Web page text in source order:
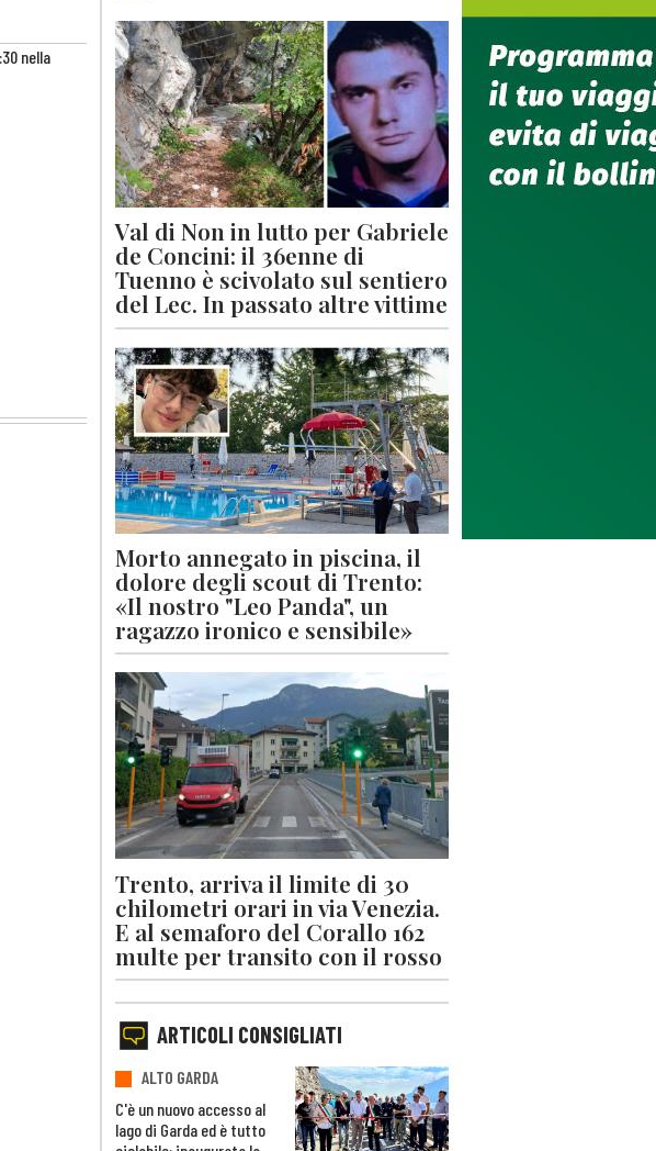
nella
Val di Non in lutto per Gabriele
de Concini: il 36enne di
Tuenno è scivolato sul sentiero
del Lec. In passato altre vittime
Morto annegato in piscina, il
dolore degli scout di Trento:
«Il nostro "Leo Panda", un
ragazzo ironico e sensibile»
Trento, arriva il limite di 30
chilometri orari in via Venezia.
E al semaforo del Corallo 162
multe per transito con il rosso
ARTICOLI CONSIGLIATI
ALTO GARDA
C'è un nuovo accesso al
lago di Garda ed è tutto